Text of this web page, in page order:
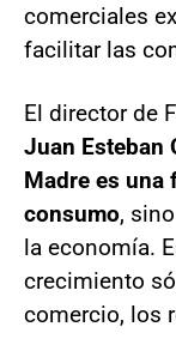
comerciales
facilitar las
El director de
Juan Esteban
Madre es una
consumo,
la economía.
crecimiento
comercio, los